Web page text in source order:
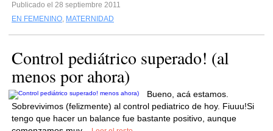
Publicado el 28 septiembre 2011
EN FEMENINO, MATERNIDAD
Control pediátrico superado! (al
menos por ahora)
Bueno, acá estamos.
Sobrevivimos (felizmente) al control pediatrico de hoy. Fiuuu!Si
tengo que hacer un balance fue bastante positivo, aunque